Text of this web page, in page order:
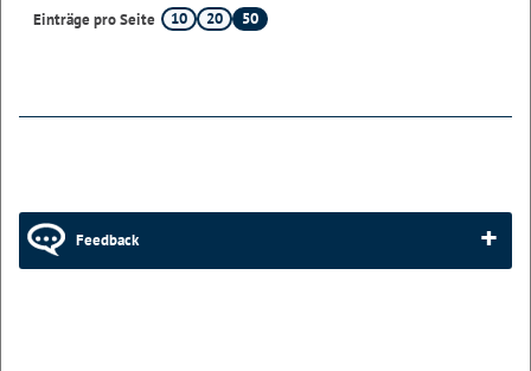
Einträge pro Seite
10 20 50
Feedback